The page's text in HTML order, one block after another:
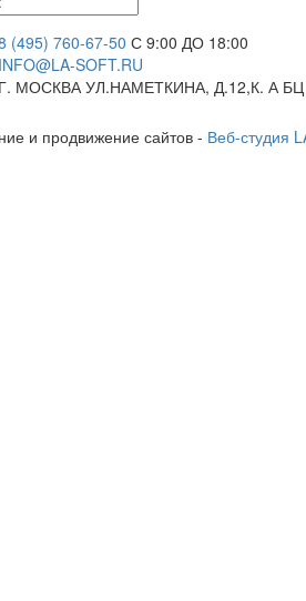
(495) 760-67-50 С 9:00 ДО 18:00
INFO@LA-SOFT.RU
Г. МОСКВА УЛ.НАМЕТКИНА, Д.12,К. А
и продвижение сайтов - Веб-студия